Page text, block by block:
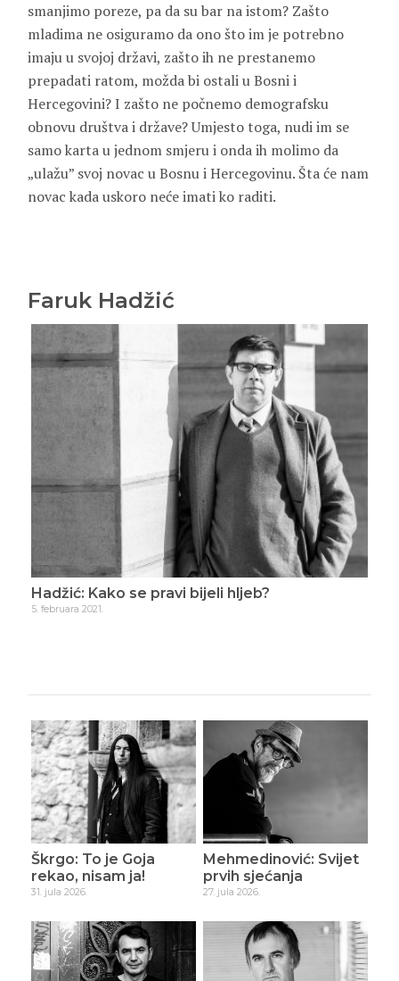
smanjimo poreze, pa da su bar na istom? Zašto
mladima ne osiguramo da ono što im je potrebno
imaju u svojoj državi, zašto ih ne prestanemo
prepadati ratom, možda bi ostali u Bosni i
Hercegovini? I zašto ne počnemo demografsku
obnovu društva i države? Umjesto toga, nudi im se
samo karta u jednom smjeru i onda ih molimo da
„ulažu” svoj novac u Bosnu i Hercegovinu. Šta će nam
novac kada uskoro neće imati ko raditi.
Faruk Hadžić
Hadžić: Kako se pravi bijeli hljeb?
5. februara 2021.
Škrgo: To je Goja
rekao, nisam ja!
31. jula 2026.
Mehmedinović: Svijet
prvih sjećanja
27. jula 2026.